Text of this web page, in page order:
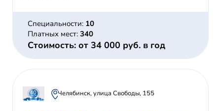
Специальности: 10
Платных мест: 340
Стоимость: от 34 000 руб. в год
Челябинск, улица Свободы, 155